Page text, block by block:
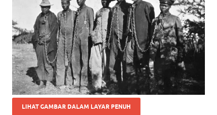
LIHAT GAMBAR DALAM LAYAR PENUH